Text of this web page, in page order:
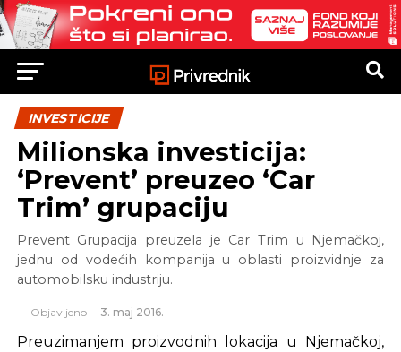
INVESTICIJE
Milionska investicija:
‘Prevent’ preuzeo ‘Car
Trim’ grupaciju
Prevent Grupacija preuzela je Car Trim u Njemačkoj,
jednu od vodećih kompanija u oblasti proizvidnje za
automobilsku industriju.
Objavljeno 3. maj 2016.
Preuzimanjem proizvodnih lokacija u Njemačkoj,